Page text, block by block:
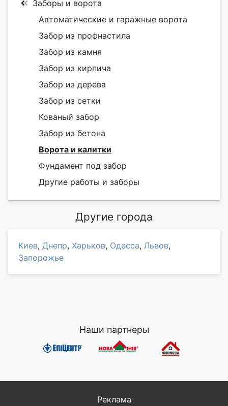
Заборы и ворота
Автоматические и гаражные ворота
Забор из профнастила
Забор из камня
Забор из кирпича
Забор из дерева
Забор из сетки
Кованый забор
Забор из бетона
Ворота и калитки
Фундамент под забор
Другие работы и заборы
Другие города
Киев, Днепр, Харьков, Одесса, Львов,
Запорожье
Наши партнеры
Реклама